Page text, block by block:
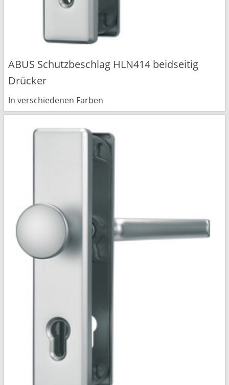
ABUS Schutzbeschlag HLN414 beidseitig
Drücker
In verschiedenen Farben